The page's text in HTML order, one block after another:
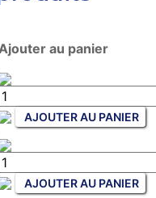
au panier
AJOUTER AU PANIER
AJOUTER AU PANIER